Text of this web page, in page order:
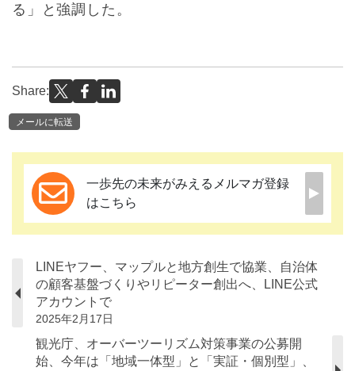
る」と強調した。
Share:
メールに転送
一歩先の未来がみえるメルマガ登録
はこちら
LINEヤフー、マップルと地方創生で協業、自治体
の顧客基盤づくりやリピーター創出へ、LINE公式
アカウントで
2025年2月17日
観光庁、オーバーツーリズム対策事業の公募開
始、今年は「地域⼀体型」と「実証・個別型」、